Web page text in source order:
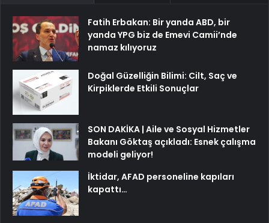
Fatih Erbakan: Bir yanda ABD, bir
yanda YPG biz de Emevi Camii’nde
namaz kılıyoruz
Doğal Güzelliğin Bilimi: Cilt, Saç ve
Kirpiklerde Etkili Sonuçlar
SON DAKİKA | Aile ve Sosyal Hizmetler
Bakanı Göktaş açıkladı: Esnek çalışma
modeli geliyor!
İktidar, AFAD personeline kapıları
kapattı…